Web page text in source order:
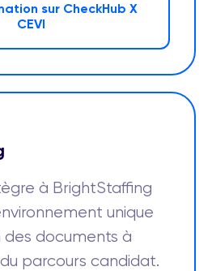
sur CheckHub X
CEVI
à BrightStaffing
unique
documents à
parcours candidat.